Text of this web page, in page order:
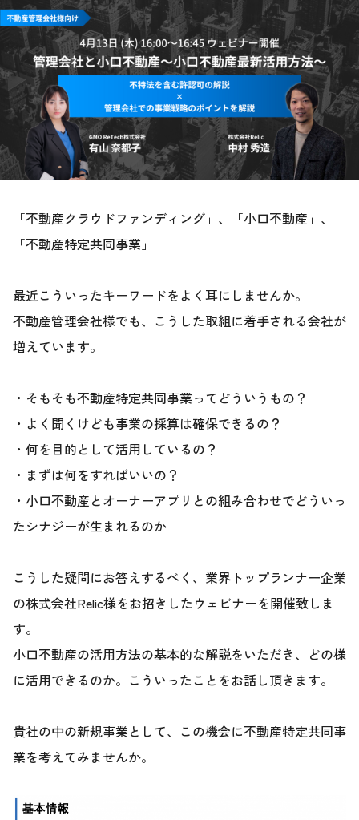
「不動産クラウドファンディング」、「小口不動産」、
「不動産特定共同事業」
最近こういったキーワードをよく耳にしませんか。
不動産管理会社様でも、こうした取組に着手される会社が
増えています。
・そもそも不動産特定共同事業ってどういうもの？
・よく聞くけども事業の採算は確保できるの？
・何を目的として活用しているの？
・まずは何をすればいいの？
・小口不動産とオーナーアプリとの組み合わせでどういっ
たシナジーが生まれるのか
こうした疑問にお答えするべく、業界トップランナー企業
の株式会社Relic様をお招きしたウェビナーを開催致しま
す。
小口不動産の活用方法の基本的な解説をいただき、どの様
に活用できるのか。こういったことをお話し頂きます。
貴社の中の新規事業として、この機会に不動産特定共同事
業を考えてみませんか。